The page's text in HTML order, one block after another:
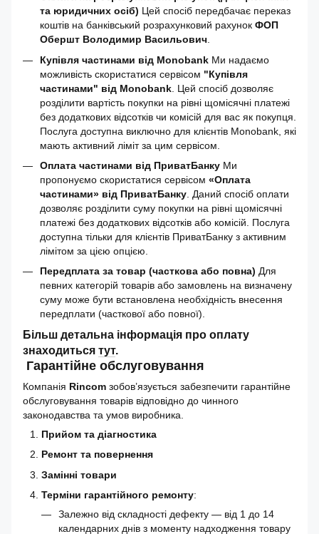
та юридичних осіб) Цей спосіб передбачає переказ
коштів на банківський розрахунковий рахунок ФОП
Обершт Володимир Васильович
Купівля частинами від Monobank Ми надаємо
можливість скористатися сервісом "Купівля
частинами" від Monobank . Цей спосіб дозволяє
розділити вартість покупки на рівні щомісячні платежі
без додаткових відсотків чи комісій для вас як покупця.
Послуга доступна виключно для клієнтів Monobank, які
мають активний ліміт за цим сервісом.
Оплата частинами від ПриватБанку Ми
пропонуємо скористатися сервісом «Оплата
частинами» від ПриватБанку . Даний спосіб оплати
дозволяє розділити суму покупки на рівні щомісячні
платежі без додаткових відсотків або комісій. Послуга
доступна тільки для клієнтів ПриватБанку з активним
лімітом за цією опцією.
Передплата за товар (часткова або повна) Для
певних категорій товарів або замовлень на визначену
суму може бути встановлена необхідність внесення
передплати (часткової або повної).
Більш детальна інформація про оплату
знаходиться тут.
Гарантійне обслуговування
Компанія Rincom зобов’язується забезпечити гарантійне
обслуговування товарів відповідно до чинного
законодавства та умов виробника.
Прийом та діагностика
Ремонт та повернення
Замінні товари
Терміни гарантійного ремонту:
Залежно від складності дефекту — від 1 до 14
календарних днів з моменту надходження товару